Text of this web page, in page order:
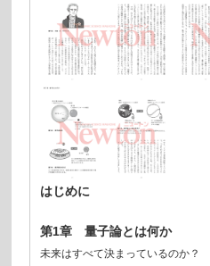
はじめに
第1章 量子論とは何か
未来はすべて決まっているのか？